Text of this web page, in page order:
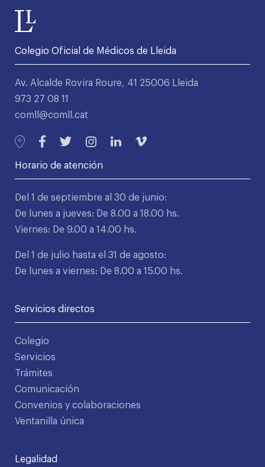
Colegio Oficial de Médicos de Lleida
Av. Alcalde Rovira Roure, 41 25006 Lleida
973 27 08 11
comll@comll.cat
Horario de atención
Del 1 de septiembre al 30 de junio:
De lunes a jueves: De 8.00 a 18.00 hs.
Viernes: De 9.00 a 14.00 hs.
Del 1 de julio hasta el 31 de agosto:
De lunes a viernes: De 8.00 a 15.00 hs.
Servicios directos
Colegio
Servicios
Trámites
Comunicación
Convenios y colaboraciones
Ventanilla única
Legalidad